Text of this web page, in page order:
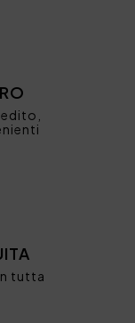
tutta